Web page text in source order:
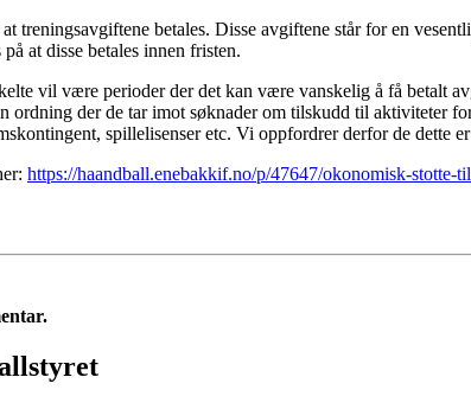
treningsavgiftene betales. Disse avgiftene står for en
at disse betales innen fristen.
vil være perioder der det kan være vanskelig å få betalt
ordning der de tar imot søknader om tilskudd til aktiviteter
spillelisenser etc. Vi oppfordrer derfor de dette
https://haandball.enebakkif.no/p/47647/okonomisk-stotte-